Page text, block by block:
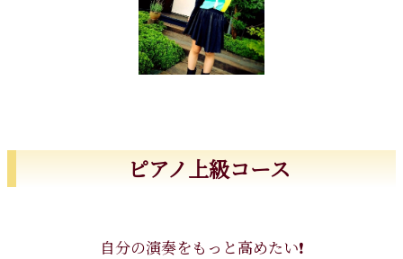
ピアノ上級コース
自分の演奏をもっと高めたい❗️